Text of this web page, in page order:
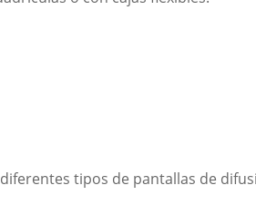
tipos de pantallas de